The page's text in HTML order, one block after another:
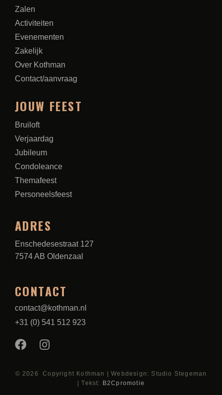
Zalen
Activiteiten
Evenementen
Zakelijk
Over Kothman
Contact/aanvraag
JOUW FEEST
Bruiloft
Verjaardag
Jubileum
Condoleance
Themafeest
Personeelsfeest
ADRES
Enschedesestraat 127
7574 AB Oldenzaal
CONTACT
contact@kothman.nl
+31 (0) 541 512 923
© 2026 Copyright Kothman | Webdesign: Studio Stegeman
| Tekst: B2Cpromotie